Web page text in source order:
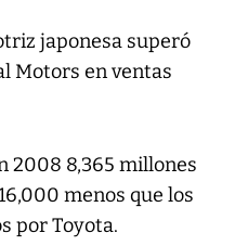
japonesa superó
Motors en ventas
2008 8,365 millones
menos que los
por Toyota.